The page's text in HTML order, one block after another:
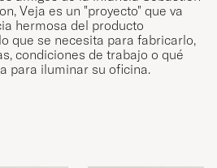
Veja es un "proyecto" que va
hermosa del producto
que se necesita para fabricarlo,
condiciones de trabajo o qué
para iluminar su oficina.